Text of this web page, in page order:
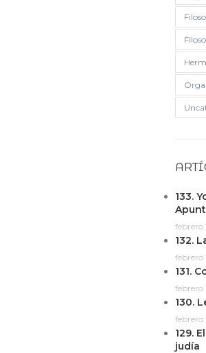
133.
febrero
132.
febrero
131.
febrero
130.
febrero
129.
judía